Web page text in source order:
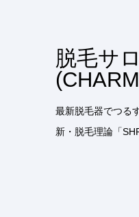
脱毛サ
最新脱毛器でつる
新・脱毛理論「